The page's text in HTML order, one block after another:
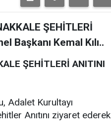
ŞEHİTLERİ
Başkanı Kemal Kılı..
ŞEHİTLERİ ANITINI
Adalet Kurultayı
Anıtını ziyaret ederek